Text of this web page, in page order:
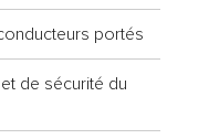
portés
de sécurité du